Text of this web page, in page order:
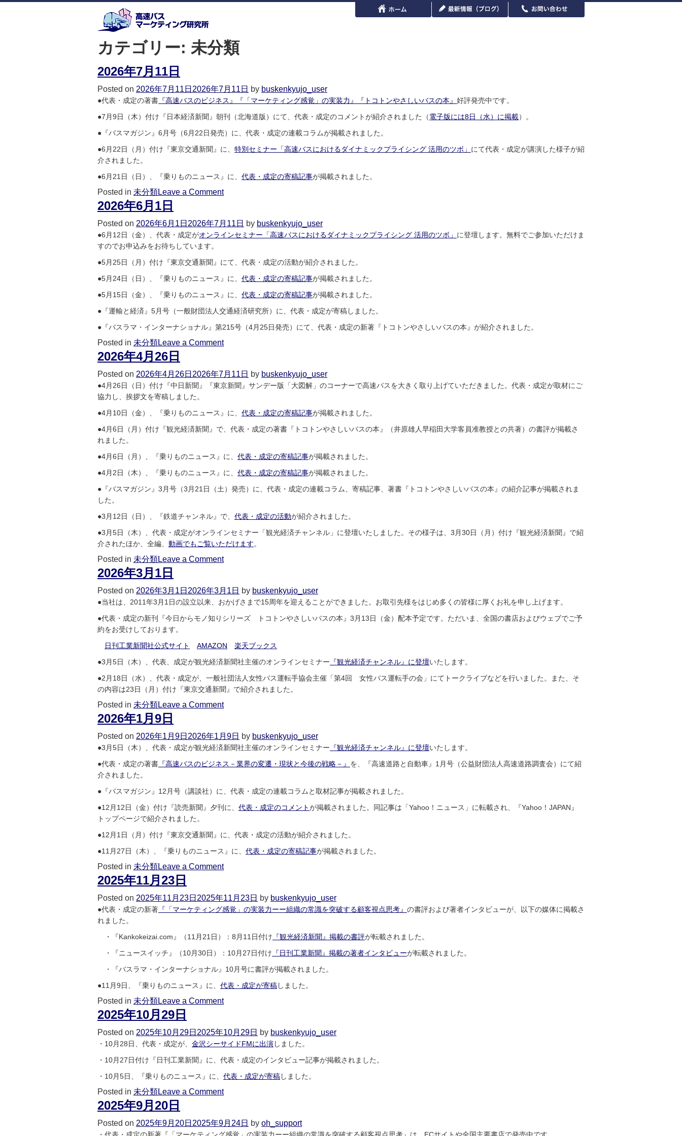
カテゴリー: 未分類
2026年7月11日
Posted on 2026年7月11日 2026年7月11日 by buskenkyujo_user
●代表・成定の著書 『高速バスのビジネス』『「マーケティング感覚」の実装力』『トコトンやさしいバスの本』 好評発売中です。
●7月9日（木）付け『日本経済新聞』朝刊（北海道版）にて、代表・成定のコメントが紹介されました（電子版には8日（水）に掲載）。
●『バスマガジン』6月号（6月22日発売）に、代表・成定の連載コラムが掲載されました。
●6月22日（月）付け『東京交通新聞』に、 特別セミナー「高速バスにおけるダイナミックプライシング 活用のツボ」 にて代表・成定が講演した様子が紹
介されました。
●6月21日（日）、『乗りものニュース』に、 代表・成定の寄稿記事が掲載されました。
Posted in 未分類Leave a Commenton
7
月
11
2026年6月1日
Posted on 2026年6月1日 2026年7月11日 by buskenkyujo_user
●6月12日（金）、代表・成定がオンラインセミナー「高速バスにおけるダイナミックプライシング 活用のツボ」 に登壇します。無料でご参加いただけま
すのでお申込みをお待ちしています。
●5月25日（月）付け『東京交通新聞』にて、代表・成定の活動が紹介されました。
●5月24日（日）、『乗りものニュース』に、 代表・成定の寄稿記事が掲載されました。
●5月15日（金）、『乗りものニュース』に、 代表・成定の寄稿記事が掲載されました。
●『運輸と経済』5月号（一般財団法人交通経済研究所）に、代表・成定が寄稿しました。
●『バスラマ・インターナショナル』第215号（4月25日発売）にて、代表・成定の新著『トコトンやさしいバスの本』が紹介されました。
Posted in 未分類Leave a Commenton
6
月
1
2026年4月26日
Posted on 2026年4月26日 2026年7月11日 by buskenkyujo_user
●4月26日（日）付け『中日新聞』『東京新聞』サンデー版「大図解」のコーナーで高速バスを大きく取り上げていただきました。代表・成定が取材にご
協力し、挨拶文を寄稿しました。
●4月10日（金）、『乗りものニュース』に、 代表・成定の寄稿記事が掲載されました。
●4月6日（月）付け『観光経済新聞』で、代表・成定の著書『トコトンやさしいバスの本』（井原雄人早稲田大学客員准教授との共著）の書評が掲載さ
れました。
●4月6日（月）、『乗りものニュース』に、 代表・成定の寄稿記事が掲載されました。
●4月2日（木）、『乗りものニュース』に、 代表・成定の寄稿記事が掲載されました。
●『バスマガジン』3月号（3月21日（土）発売）に、代表・成定の連載コラム、寄稿記事、著書『トコトンやさしいバスの本』の紹介記事が掲載されま
した。
●3月12日（日）、『鉄道チャンネル』で、 代表・成定の活動が紹介されました。
●3月5日（木）、代表・成定がオンラインセミナー「観光経済チャンネル」に登壇いたしました。その様子は、3月30日（月）付け『観光経済新聞』で紹
介されたほか、全編、 動画でもご覧いただけます。
Posted in 未分類Leave a Commenton
4
月
26
日
2026年3月1日
Posted on 2026年3月1日 2026年3月1日 by buskenkyujo_user
●当社は、2011年3月1日の設立以来、おかげさまで15周年を迎えることができました。お取引先様をはじめ多くの皆様に厚くお礼を申し上げます。
●代表・成定の新刊『今日からモノ知りシリーズ トコトンやさしいバスの本』3月13日（金）配本予定です。ただいま、全国の書店およびウェブでご予
約をお受けしております。
日刊工業新聞社公式サイト
AMAZON
楽天ブックス
●3月5日（木）、代表、成定が観光経済新聞社主催のオンラインセミナー 『観光経済チャンネル』に登壇いたします。
●2月18日（水）、代表・成定が、一般社団法人女性バス運転手協会主催「第4回 女性バス運転手の会」にてトークライブなどを行いました。また、そ
の内容は23日（月）付け『東京交通新聞』で紹介されました。
Posted in 未分類Leave a Commenton
3
月
1
日
2026年1月9日
Posted on 2026年1月9日 2026年1月9日 by buskenkyujo_user
●3月5日（木）、代表・成定が観光経済新聞社主催のオンラインセミナー 『観光経済チャンネル』に登壇いたします。
●代表・成定の著書 『高速バスのビジネス－業界の変遷・現状と今後の戦略－』 を、『高速道路と自動車』1月号（公益財団法人高速道路調査会）にて紹
介されました。
●『バスマガジン』12月号（講談社）に、代表・成定の連載コラムと取材記事が掲載されました。
●12月12日（金）付け『読売新聞』夕刊に、 代表・成定のコメントが掲載されました。同記事は「Yahoo！ニュース」に転載され、『Yahoo！JAPAN』
トップページで紹介されました。
●12月1日（月）付け『東京交通新聞』に、代表・成定の活動が紹介されました。
●11月27日（木）、『乗りものニュース』に、 代表・成定の寄稿記事が掲載されました。
Posted in 未分類Leave a Commenton
1
月
9
2025年11月23日
Posted on 2025年11月23日 2025年11月23日 by buskenkyujo_user
●代表・成定の新著 『「マーケティング感覚」の実装力ーー組織の常識を突破する顧客視点思考』 の書評および著者インタビューが、以下の媒体に掲載さ
れました。
・『Kankokeizai.com』（11月21日）：8月11日付け 『観光経済新聞』掲載の書評が転載されました。
・『ニュースイッチ』（10月30日）：10月27日付け 『日刊工業新聞』掲載の著者インタビューが転載されました。
・『バスラマ・インターナショナル』10月号に書評が掲載されました。
●11月9日、『乗りものニュース』に、 代表・成定が寄稿しました。
Posted in 未分類Leave a Commenton
11
月
23
日
2025年10月29日
Posted on 2025年10月29日 2025年10月29日 by buskenkyujo_user
・10月28日、代表・成定が、 金沢シーサイドFMに出演しました。
・10月27日付け『日刊工業新聞』に、代表・成定のインタビュー記事が掲載されました。
・10月5日、『乗りものニュース』に、 代表・成定が寄稿しました。
Posted in 未分類Leave a Commenton
10
月
2025年9月20日
Posted on 2025年9月20日 2025年9月24日 by oh_support